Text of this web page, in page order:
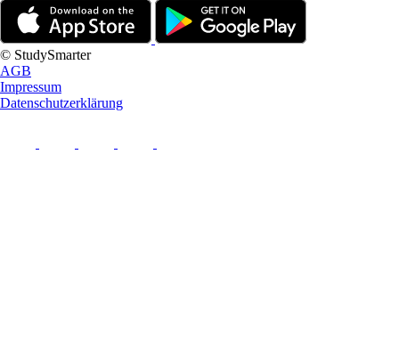
© StudySmarter
AGB
Impressum
Datenschutzerklärung